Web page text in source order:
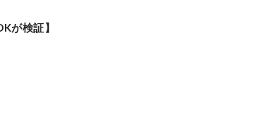
が検証】